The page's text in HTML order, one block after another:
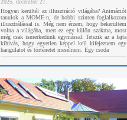
Hogyan kerültél az illusztráció világába? Animációt
tanulok a MOME-n, de hobbi szinten foglalkozom
illusztrálással is. Még nem érzem, hogy bekerültem
volna a világába, mert ez egy külön szakma, most
még csak ismerkedünk egymással. Tetszik az a fajta
kihívás, hogy egyetlen képpel kell kifejeznem egy
hangulatot és történetet mesélnem. Egy csoda